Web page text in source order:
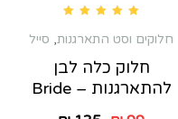
חלוקים וסט התארגנות, סייל
חלוק כלה לבן
להתארגנות – Bride